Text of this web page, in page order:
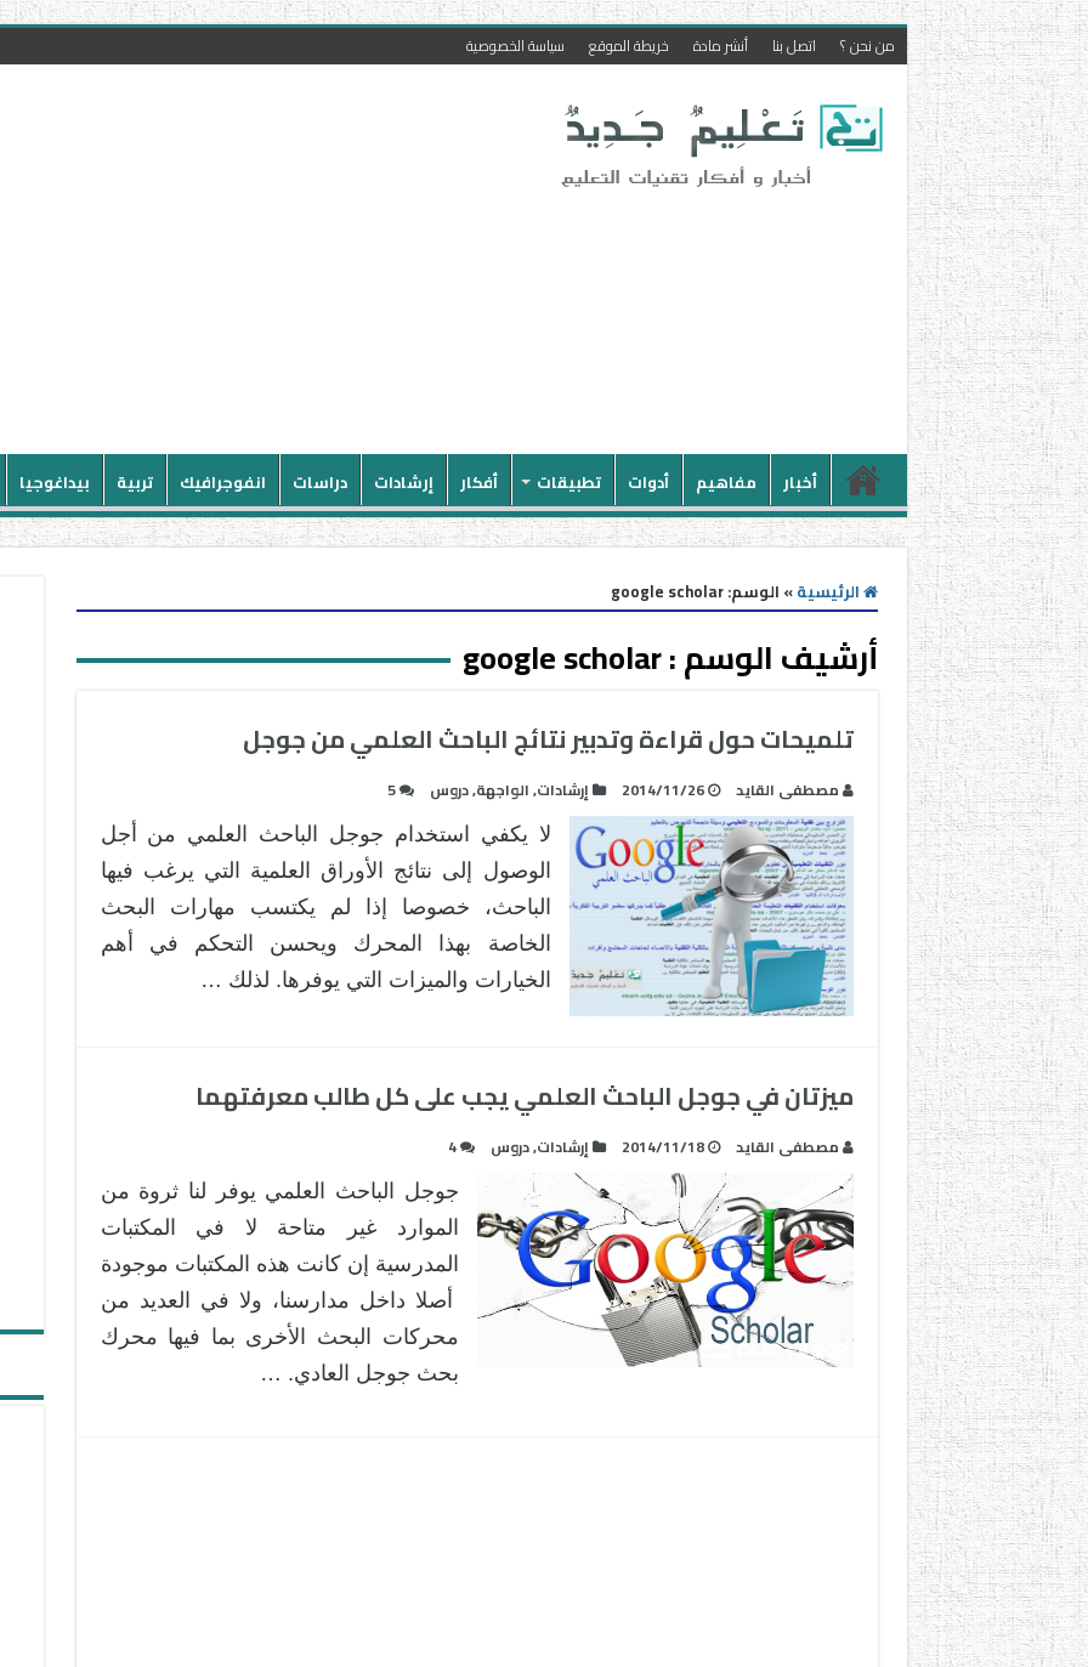
من نحن ؟ اتصل بنا أنشر مادة خريطة الموقع سياسة الخصوصية
أخبار مفاهيم أدوات تطبيقات أفكار إرشادات دراسات انفوجرافيك تربية بيداغوجيا
الرئيسية» الوسم:google scholar
أرشيف الوسم :google scholar
تلميحات حول قراءة وتدبير نتائج الباحث العلمي من جوجل
مصطفى القايد 2014/11/26 إرشادات,الواجهة,دروس 5
لا يكفي استخدام جوجل الباحث العلمي من أجل
الوصول إلى نتائج الأوراق العلمية التي يرغب فيها
الباحث، خصوصا إذا لم يكتسب مهارات البحث
الخاصة بهذا المحرك ويحسن التحكم في أهم
الخيارات والميزات التي يوفرها. لذلك …
ميزتان في جوجل الباحث العلمي يجب على كل طالب معرفتهما
مصطفى القايد 2014/11/18 إرشادات,دروس 4
جوجل الباحث العلمي يوفر لنا ثروة من
الموارد غير متاحة لا في المكتبات
المدرسية إن كانت هذه المكتبات موجودة
أصلا داخل مدارسنا، ولا في العديد من
محركات البحث الأخرى بما فيها محرك
بحث جوجل العادي. …